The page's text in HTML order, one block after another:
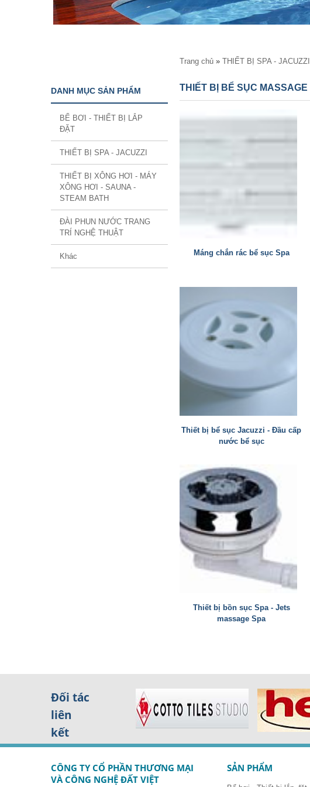
DANH MỤC SẢN PHẨM
BỂ BƠI - THIẾT BỊ LẮP
ĐẶT
THIẾT BỊ SPA - JACUZZI
THIẾT BỊ XÔNG HƠI - MÁY
XÔNG HƠI - SAUNA -
STEAM BATH
ĐÀI PHUN NƯỚC TRANG
TRÍ NGHỆ THUẬT
Khác
Bạn đang ở đây
Trang chủ » THIẾT BỊ SPA - JACUZZI
THIẾT BỊ BỂ SỤC MASSAGE
Máng chắn rác bể sục Spa
Thiết bị bể sục Jacuzzi - Đầu cấp
nước bể sục
Thiết bị bồn sục Spa - Jets
massage Spa
Đối tác
liên
kết
CÔNG TY CỔ PHẦN THƯƠNG MẠI
VÀ CÔNG NGHỆ ĐẤT VIỆT
SẢN PHẨM